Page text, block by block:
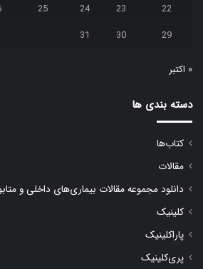
22
23
24
25
29
30
31
« اکتبر
دسته بندی ها
کتاب‌ها
مقالات
دانلود مجموعه مقالات بیماری‌های داخلی و
کلینیک
پاراکلینیک
پری‌کلینیک